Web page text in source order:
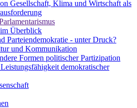
Gesellschaft, Klima und Wirtschaft als
Überblick
Parteiendemokratie - unter Druck?
und Kommunikation
Formen politischer Partizipation
demokratischer